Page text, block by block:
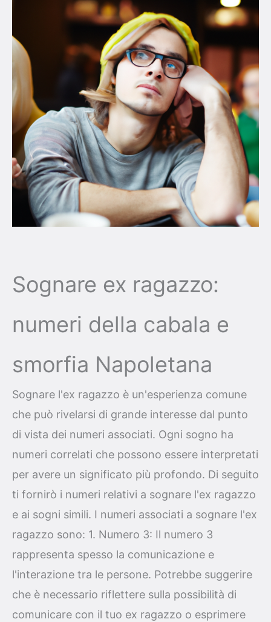
Sognare ex ragazzo:
numeri della cabala e
smorfia Napoletana
Sognare l'ex ragazzo è un'esperienza comune
che può rivelarsi di grande interesse dal punto
di vista dei numeri associati. Ogni sogno ha
numeri correlati che possono essere interpretati
per avere un significato più profondo. Di seguito
ti fornirò i numeri relativi a sognare l'ex ragazzo
e ai sogni simili. I numeri associati a sognare l'ex
ragazzo sono: 1. Numero 3: Il numero 3
rappresenta spesso la comunicazione e
l'interazione tra le persone. Potrebbe suggerire
che è necessario riflettere sulla possibilità di
comunicare con il tuo ex ragazzo o esprimere